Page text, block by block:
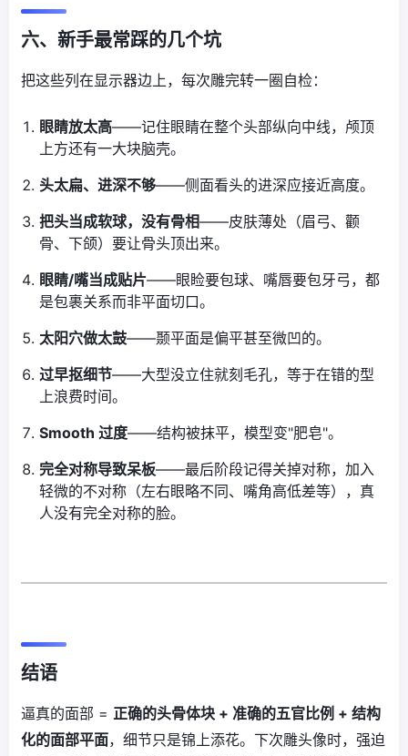
六、新手最常踩的几个坑
把这些列在显示器边上，每次雕完转一圈自检：
眼睛放太高——记住眼睛在整个头部纵向中线，颅顶
上方还有一大块脑壳。
头太扁、进深不够——侧面看头的进深应接近高度。
把头当成软球，没有骨相——皮肤薄处（眉弓、颧
骨、下颌）要让骨头顶出来。
眼睛/嘴当成贴片——眼睑要包球、嘴唇要包牙弓，都
是包裹关系而非平面切口。
太阳穴做太鼓——颞平面是偏平甚至微凹的。
过早抠细节——大型没立住就刻毛孔，等于在错的型
上浪费时间。
Smooth 过度——结构被抹平，模型变"肥皂"。
完全对称导致呆板——最后阶段记得关掉对称，加入
轻微的不对称（左右眼略不同、嘴角高低差等），真
人没有完全对称的脸。
结语
逼真的面部 = 正确的头骨体块 + 准确的五官比例 + 结构
化的面部平面，细节只是锦上添花。下次雕头像时，强迫